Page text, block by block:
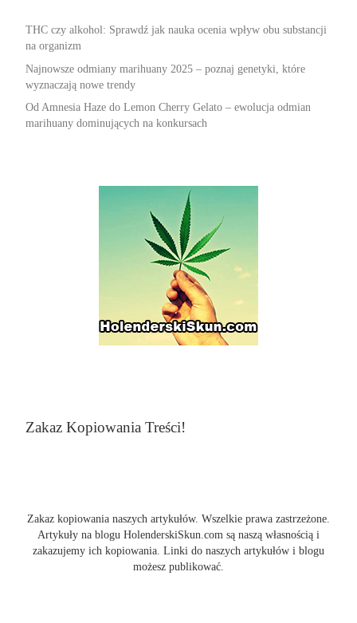
THC czy alkohol: Sprawdź jak nauka ocenia wpływ obu substancji
na organizm
Najnowsze odmiany marihuany 2025 – poznaj genetyki, które
wyznaczają nowe trendy
Od Amnesia Haze do Lemon Cherry Gelato – ewolucja odmian
marihuany dominujących na konkursach
Zakaz Kopiowania Treści!
Zakaz kopiowania naszych artykułów. Wszelkie prawa zastrzeżone.
Artykuły na blogu HolenderskiSkun.com są naszą własnością i
zakazujemy ich kopiowania. Linki do naszych artykułów i blogu
możesz publikować.